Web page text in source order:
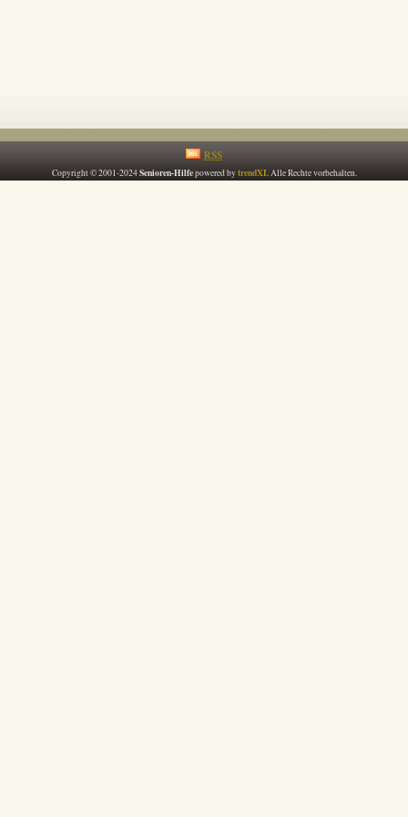
RSS
Copyright © 2001-2024Senioren-Hilfepowered bytrendXLAlle Rechte vorbehalten.